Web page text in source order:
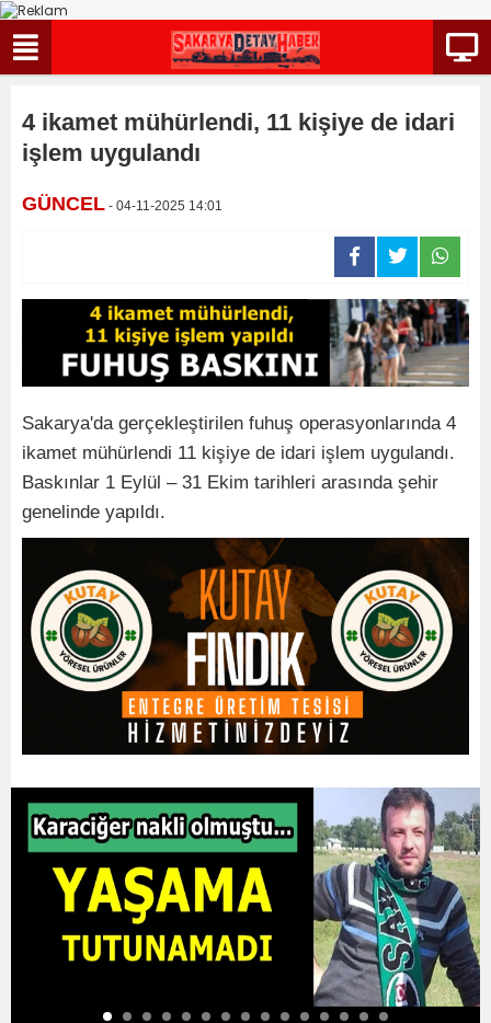
4 ikamet mühürlendi, 11 kişiye de idari
işlem uygulandı
GÜNCEL - 04-11-2025 14:01
Sakarya'da gerçekleştirilen fuhuş operasyonlarında 4
ikamet mühürlendi 11 kişiye de idari işlem uygulandı.
Baskınlar 1 Eylül – 31 Ekim tarihleri arasında şehir
genelinde yapıldı.